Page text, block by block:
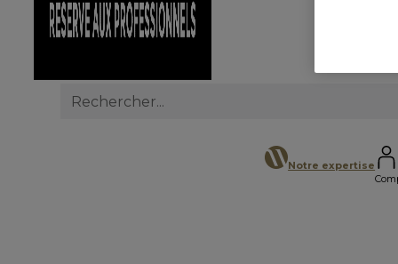
for:
Notre expertise